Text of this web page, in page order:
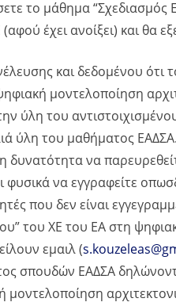
το μάθημα
έχει ανοίξει) και θα
και δεδομένου
μοντελοποίηση
ύλη του
ύλη του μαθήματος
δυνατότητα να
φυσικά να εγγραφείτε
που δεν είναι
του ΧΕ του ΕΑ στη
εμαιλ (
σπουδών ΕΑΔΣΑ
μοντελοποίηση